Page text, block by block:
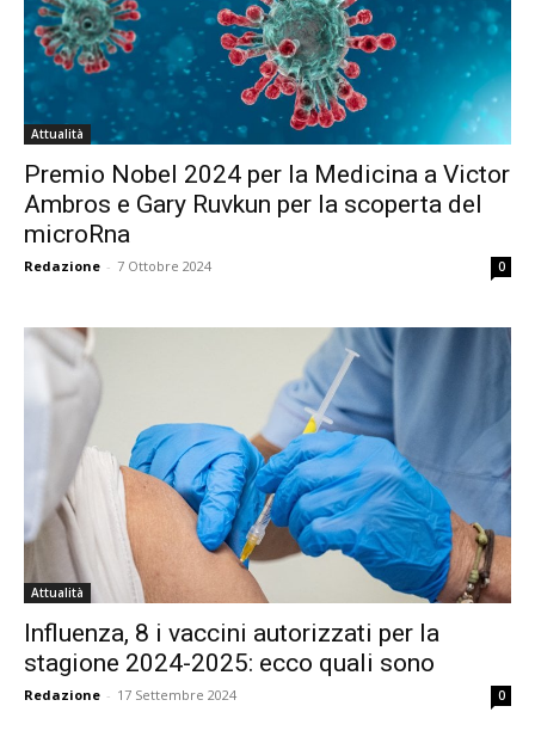
Attualità
Premio Nobel 2024 per la Medicina a Victor
Ambros e Gary Ruvkun per la scoperta del
microRna
Redazione - 7 Ottobre 2024 0
Attualità
Influenza, 8 i vaccini autorizzati per la
stagione 2024-2025: ecco quali sono
Redazione - 17 Settembre 2024 0